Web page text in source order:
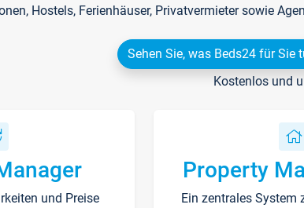
Hostels, Ferienhäuser, Privatvermieter sowie
Sehen Sie, was Beds24 für Sie
Kostenlos und
und Preise
Property
Ein zentrales System